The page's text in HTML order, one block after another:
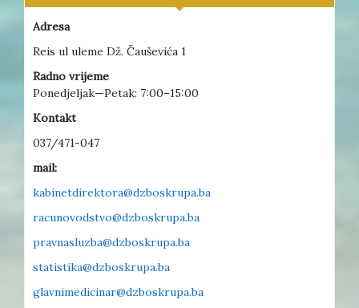
Adresa
Reis ul uleme Dž. Čauševića 1
Radno vrijeme
Ponedjeljak—Petak: 7:00–15:00
Kontakt
037/471-047
mail:
kabinetdirektora@dzboskrupa.ba
racunovodstvo@dzboskrupa.ba
pravnasluzba@dzboskrupa.ba
statistika@dzboskrupa.ba
glavnimedicinar@dzboskrupa.ba